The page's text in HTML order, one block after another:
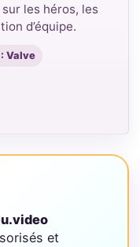
les héros, les
d’équipe.
Valve
et